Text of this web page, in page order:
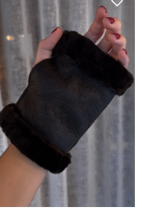
El exterior en cuero ovino
aporta protección y durabilidad,
mientras que el interior en lana
brinda suavidad, calidez y
respirabilidad, ayudando a
mantener la temperatura sin
exceso de humedad.
Una pieza simple, funcional y
hecha con materiales nobles.